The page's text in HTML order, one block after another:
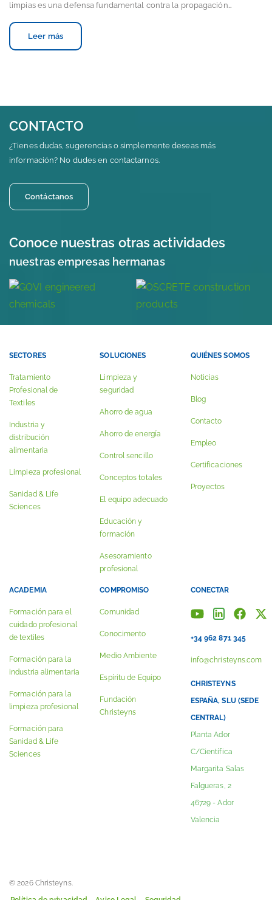
limpias es una defensa fundamental contra la propagación…
Leer más
CONTACTO
¿Tienes dudas, sugerencias o simplemente deseas más
información? No dudes en contactarnos.
Contáctanos
Conoce nuestras otras actividades
nuestras empresas hermanas
SECTORES
Tratamiento
Profesional de
Textiles
Industria y
distribución
alimentaria
Limpieza profesional
Sanidad & Life
Sciences
SOLUCIONES
Limpieza y
seguridad
Ahorro de agua
Ahorro de energía
Control sencillo
Conceptos totales
El equipo adecuado
Educación y
formación
Asesoramiento
profesional
QUIÉNES SOMOS
Noticias
Blog
Contacto
Empleo
Certificaciones
Proyectos
ACADEMIA
Formación para el
cuidado profesional
de textiles
Formación para la
industria alimentaria
Formación para la
limpieza profesional
Formación para
Sanidad & Life
Sciences
COMPROMISO
Comunidad
Conocimento
Medio Ambiente
Espíritu de Equipo
Fundación
Christeyns
CONECTAR
+34 962 871 345
info@christeyns.com
CHRISTEYNS
ESPAÑA, SLU (SEDE
CENTRAL)
Planta Ador
C/Científica
Margarita Salas
Falgueras, 2
46729 - Ador
Valencia
© 2026 Christeyns.